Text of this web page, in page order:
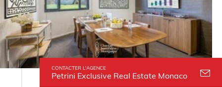
CONTACTER L'AGENCE
Petrini Exclusive Real Estate Monaco